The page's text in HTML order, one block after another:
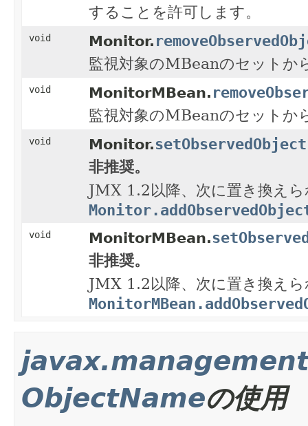
することを許可します。
void Monitor.
監視対象のMBeanのセットか
void MonitorMBean.
監視対象のMBeanのセットか
void Monitor.setObservedObject
非推奨。
JMX 1.2以降、次に置き換え
void MonitorMBean.
非推奨。
JMX 1.2以降、次に置き換え
ObjectNameの使用